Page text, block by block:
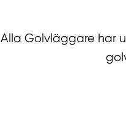
Alla Golvläggare har